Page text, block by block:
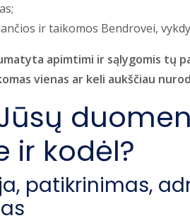
ir taikomos Bendrovei,
apimtimi ir sąlygomis tų
vienas ar keli aukščiau
ir kodėl?
patikrinimas,